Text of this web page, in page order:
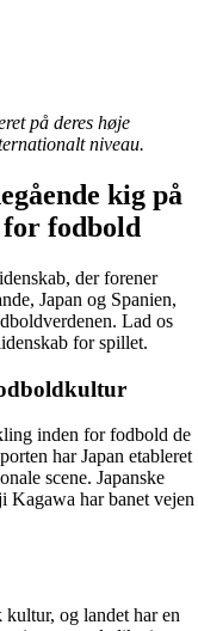
på deres høje
niveau.
kig på
for fodbold
der forener
Japan og Spanien,
Lad os
for spillet.
inden for fodbold de
har Japan etableret
scene. Japanske
Kagawa har banet vejen
og landet har en